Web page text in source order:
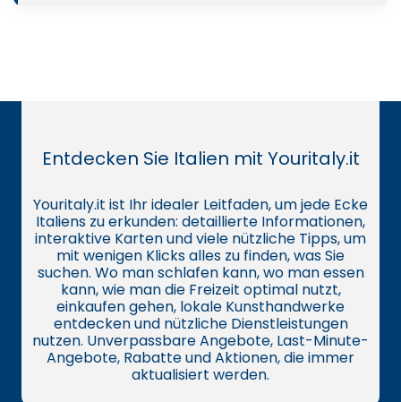
Entdecken Sie Italien mit Youritaly.it
Youritaly.it ist Ihr idealer Leitfaden, um jede Ecke
Italiens zu erkunden: detaillierte Informationen,
interaktive Karten und viele nützliche Tipps, um
mit wenigen Klicks alles zu finden, was Sie
suchen. Wo man schlafen kann, wo man essen
kann, wie man die Freizeit optimal nutzt,
einkaufen gehen, lokale Kunsthandwerke
entdecken und nützliche Dienstleistungen
nutzen. Unverpassbare Angebote, Last-Minute-
Angebote, Rabatte und Aktionen, die immer
aktualisiert werden.